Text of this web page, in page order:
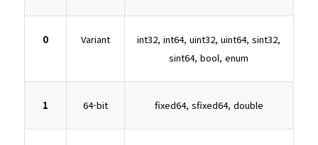
0 Variant
int32, int64, uint32, uint64, sint32,
sint64, bool, enum
1 64-bit fixed64, sfixed64, double